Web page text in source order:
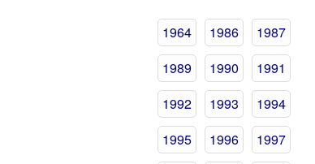
1964 1986
1987
1989
1990
1991
1992
1993
1994
1995
1996
1997